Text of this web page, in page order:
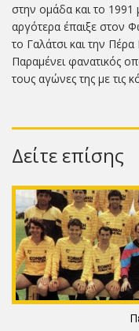
στην ομάδα και το
αργότερα έπαιξε στον
το Γαλάτσι και την
Παραμένει φανατικός
τους αγώνες της με τις
Δείτε επίσης